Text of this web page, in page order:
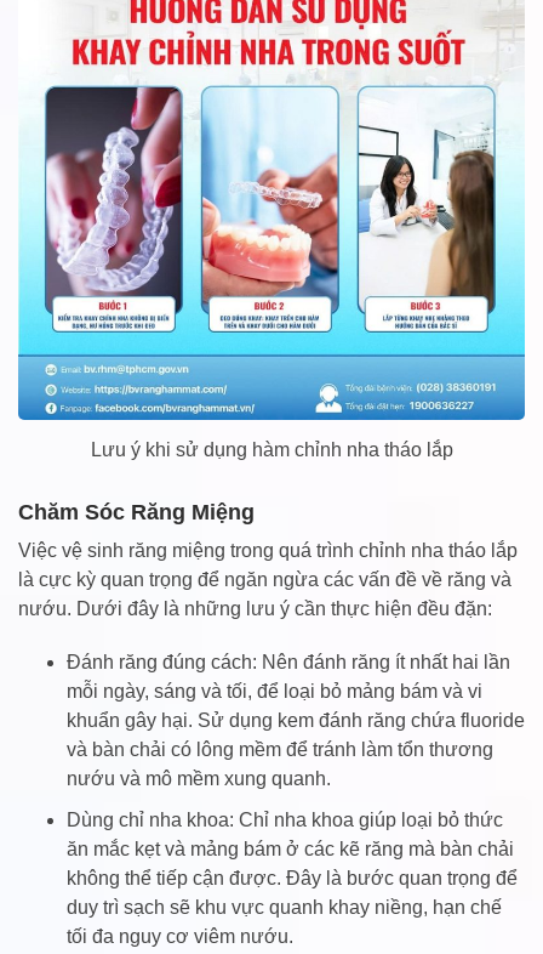
Lưu ý khi sử dụng hàm chỉnh nha tháo lắp
Chăm Sóc Răng Miệng
Việc vệ sinh răng miệng trong quá trình chỉnh nha tháo lắp
là cực kỳ quan trọng để ngăn ngừa các vấn đề về răng và
nướu. Dưới đây là những lưu ý cần thực hiện đều đặn:
Đánh răng đúng cách: Nên đánh răng ít nhất hai lần
mỗi ngày, sáng và tối, để loại bỏ mảng bám và vi
khuẩn gây hại. Sử dụng kem đánh răng chứa fluoride
và bàn chải có lông mềm để tránh làm tổn thương
nướu và mô mềm xung quanh.
Dùng chỉ nha khoa: Chỉ nha khoa giúp loại bỏ thức
ăn mắc kẹt và mảng bám ở các kẽ răng mà bàn chải
không thể tiếp cận được. Đây là bước quan trọng để
duy trì sạch sẽ khu vực quanh khay niềng, hạn chế
tối đa nguy cơ viêm nướu.